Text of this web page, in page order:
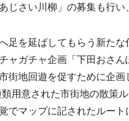
じさい川柳」の募集も行い
を延ばしてもらう新た
ャガチャ企画「下田おさ
街地回遊を促すために企
用意された市街地の散策
でマップに記されたルー